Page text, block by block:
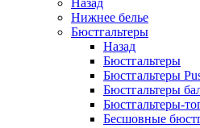
Назад
Нижнее белье
Бюстгальтеры
Назад
Бюстгальтеры
Бюстгальтеры
Бюстгальтеры
Бюстгальтеры-
Бесшовные